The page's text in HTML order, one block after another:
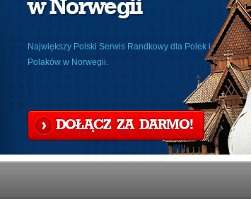
w Norwegii
Największy Polski Serwis Randkowy dla Polek i
Polaków w Norwegii.
DOŁĄCZ ZA DARMO!